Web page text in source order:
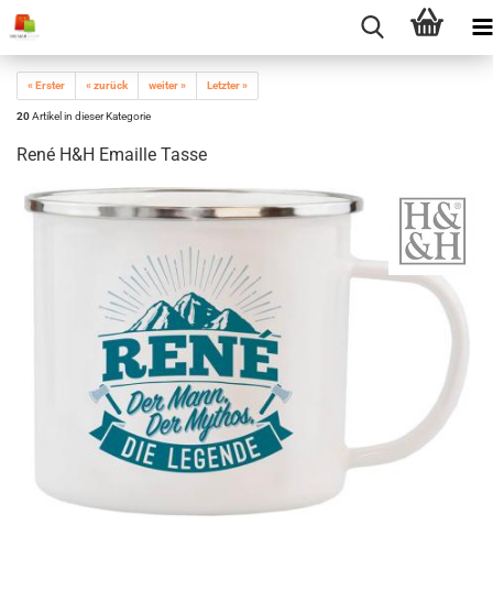
« Erster « zurück weiter » Letzter »
20Artikel in dieser Kategorie
René H&H Emaille Tasse